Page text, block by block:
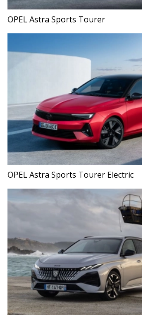
OPEL Astra Sports Tourer
OPEL Astra Sports Tourer Electric